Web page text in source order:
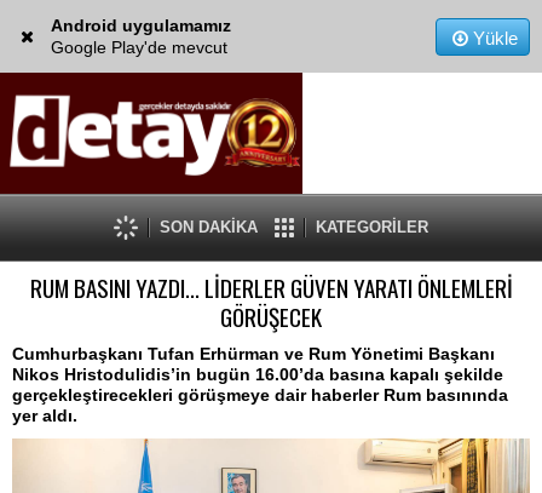
Android uygulamamız
Google Play'de mevcut
Yükle
SON DAKİKA KATEGORİLER
RUM BASINI YAZDI... LİDERLER GÜVEN YARATI ÖNLEMLERİ
GÖRÜŞECEK
Cumhurbaşkanı Tufan Erhürman ve Rum Yönetimi Başkanı
Nikos Hristodulidis’in bugün 16.00’da basına kapalı şekilde
gerçekleştirecekleri görüşmeye dair haberler Rum basınında
yer aldı.